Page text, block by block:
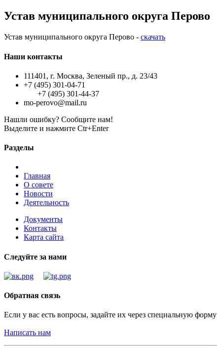
Устав муниципального округа Перово
Устав муниципального округа Перово - скачать
Наши контакты
111401, г. Москва, Зеленый пр., д. 23/43
+7 (495) 301-04-71
+7 (495) 301-44-37
mo-perovo@mail.ru
Нашли ошибку? Сообщите нам!
Выделите и нажмите Ctr+Enter
Разделы
Главная
О совете
Новости
Деятельность
Документы
Контакты
Карта сайта
Следуйте за нами
Обратная связь
Если у вас есть вопросы, задайте их через специальную форму
Написать нам